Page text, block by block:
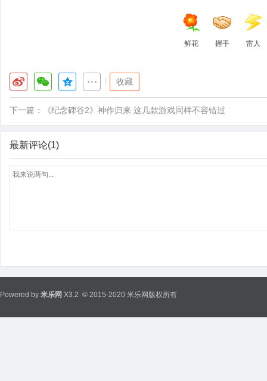
鲜花 握手 雷人
收藏
下一篇： 《纪念碑谷2》神作归来 这几款游戏同样不容错过
最新评论(1)
Powered by 米乐网 X3.2 © 2015-2020 米乐网版权所有